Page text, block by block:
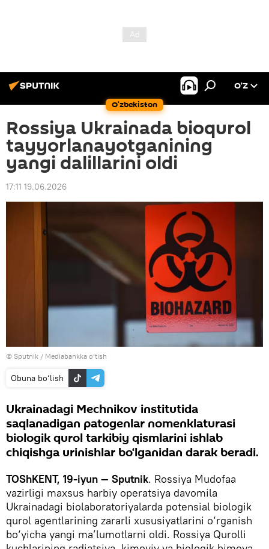
O‘zbekiston
O’Z
Rossiya Ukrainada bioqurol
tayyorlanayotganining
yangi dalillarini oldi
17:11 19.06.2026
© Sputnik / Mediabankka o‘tish
Obuna bo‘lish
Ukrainadagi Mechnikov institutida
saqlanadigan patogenlar nomenklaturasi
biologik qurol tarkibiy qismlarini ishlab
chiqishga urinishlar bo‘lganidan darak beradi.
TOShKENT, 19-iyun — Sputnik. Rossiya Mudofaa
vazirligi maxsus harbiy operatsiya davomila
Ukrainadagi biolaboratoriyalarda potensial biologik
qurol agentlarining zararli xususiyatlarini o‘rganish
bo‘yicha yangi ma’lumotlarni oldi. Rossiya Qurolli